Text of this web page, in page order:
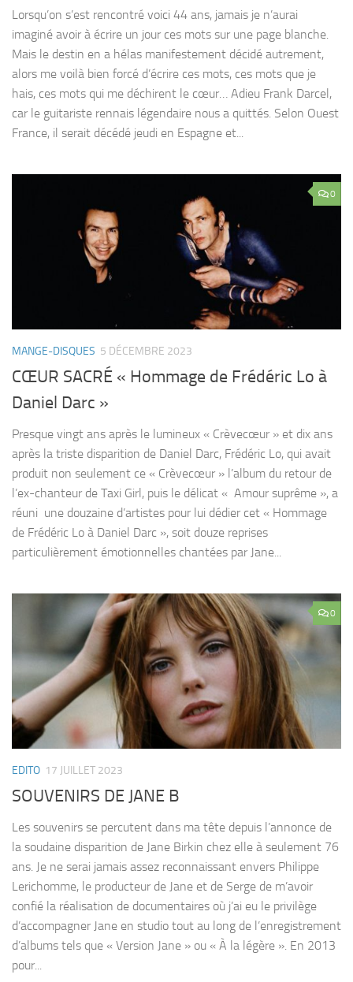
Lorsqu’on s’est rencontré voici 44 ans, jamais je n’aurai
imaginé avoir à écrire un jour ces mots sur une page blanche.
Mais le destin en a hélas manifestement décidé autrement,
alors me voilà bien forcé d’écrire ces mots, ces mots que je
hais, ces mots qui me déchirent le cœur… Adieu Frank Darcel,
car le guitariste rennais légendaire nous a quittés. Selon Ouest
France, il serait décédé jeudi en Espagne et...
0
MANGE-DISQUES 5 DÉCEMBRE 2023
CŒUR SACRÉ « Hommage de Frédéric Lo à
Daniel Darc »
Presque vingt ans après le lumineux « Crèvecœur » et dix ans
après la triste disparition de Daniel Darc, Frédéric Lo, qui avait
produit non seulement ce « Crèvecœur » l’album du retour de
l’ex-chanteur de Taxi Girl, puis le délicat « Amour suprême », a
réuni une douzaine d’artistes pour lui dédier cet « Hommage
de Frédéric Lo à Daniel Darc », soit douze reprises
particulièrement émotionnelles chantées par Jane...
0
EDITO 17 JUILLET 2023
SOUVENIRS DE JANE B
Les souvenirs se percutent dans ma tête depuis l’annonce de
la soudaine disparition de Jane Birkin chez elle à seulement 76
ans. Je ne serai jamais assez reconnaissant envers Philippe
Lerichomme, le producteur de Jane et de Serge de m’avoir
confié la réalisation de documentaires où j’ai eu le privilège
d’accompagner Jane en studio tout au long de l’enregistrement
d’albums tels que « Version Jane » ou « À la légère ». En 2013
pour...